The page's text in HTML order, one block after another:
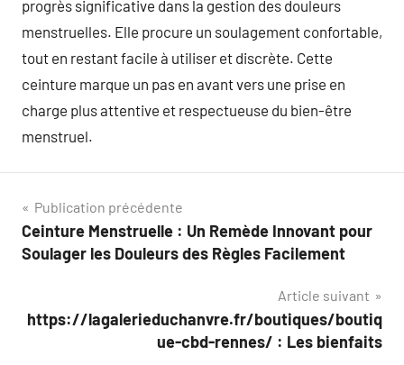
progrès significative dans la gestion des douleurs
menstruelles. Elle procure un soulagement confortable,
tout en restant facile à utiliser et discrète. Cette
ceinture marque un pas en avant vers une prise en
charge plus attentive et respectueuse du bien-être
menstruel.
Navigation
de
Publication précédente
Ceinture Menstruelle : Un Remède Innovant pour
Soulager les Douleurs des Règles Facilement
Article suivant
https://lagalerieduchanvre.fr/boutiques/boutiq
ue-cbd-rennes/ : Les bienfaits